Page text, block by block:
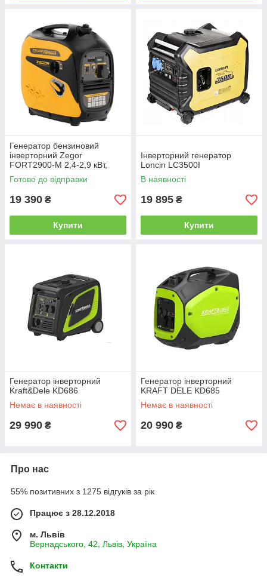
Генератор бензиновий
інверторний Zegor
FORT2900-M 2,4-2,9 кВт,
ручний стартер, мідна
обмотка
Готово до відправки
19 390 ₴
Купити
Інверторний генератор
Loncin LC3500I
В наявності
19 895 ₴
Купити
Генератор інверторний
Kraft&Dele KD686
Немає в наявності
29 990 ₴
Генератор інверторний
KRAFT DELE KD685
Немає в наявності
20 990 ₴
Про нас
55% позитивних з 1275 відгуків за рік
Працює з 28.12.2018
м. Львів
Вернадського, 42, Львів, Україна
Контакти